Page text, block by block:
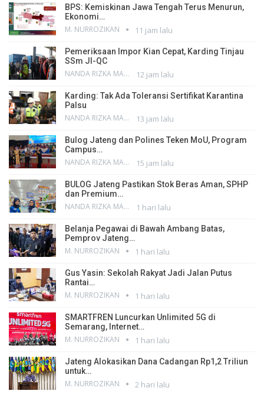
BPS: Kemiskinan Jawa Tengah Terus Menurun,
Ekonomi…
M. NURROZIKAN 11 jam lalu
Pemeriksaan Impor Kian Cepat, Karding Tinjau
SSm JI-QC
NANDA RIZKA MAHENDRA 12 jam lalu
Karding: Tak Ada Toleransi Sertifikat Karantina
Palsu
NANDA RIZKA MAHENDRA 13 jam lalu
Bulog Jateng dan Polines Teken MoU, Program
Campus…
NANDA RIZKA MAHENDRA 15 jam lalu
BULOG Jateng Pastikan Stok Beras Aman, SPHP
dan Premium…
NANDA RIZKA MAHENDRA 1 hari lalu
Belanja Pegawai di Bawah Ambang Batas,
Pemprov Jateng…
M. NURROZIKAN 1 hari lalu
Gus Yasin: Sekolah Rakyat Jadi Jalan Putus
Rantai…
M. NURROZIKAN 1 hari lalu
SMARTFREN Luncurkan Unlimited 5G di
Semarang, Internet…
M. NURROZIKAN 1 hari lalu
Jateng Alokasikan Dana Cadangan Rp1,2 Triliun
untuk…
M. NURROZIKAN 2 hari lalu